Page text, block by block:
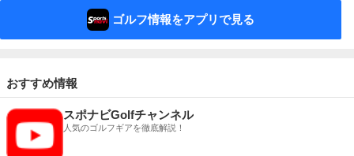
ゴルフ情報をアプリで見る
おすすめ情報
スポナビGolfチャンネル
人気のゴルフギアを徹底解説！